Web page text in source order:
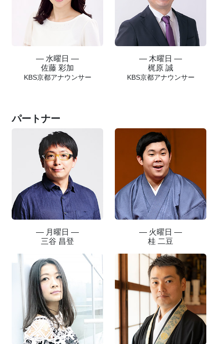
― 水曜日 ―
佐藤 彩加
KBS京都アナウンサー
― 木曜日 ―
梶原 誠
KBS京都アナウンサー
パートナー
― 月曜日 ―
三谷 昌登
― 火曜日 ―
桂 二豆